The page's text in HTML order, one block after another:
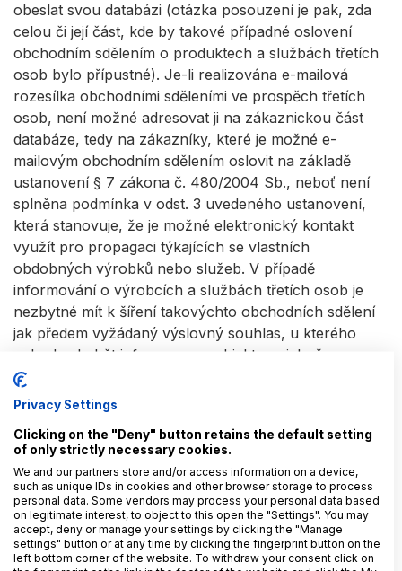
obeslat svou databázi (otázka posouzení je pak, zda
celou či její část, kde by takové případné oslovení
obchodním sdělením o produktech a službách třetích
osob bylo přípustné). Je-li realizována e-mailová
rozesílka obchodními sděleními ve prospěch třetích
osob, není možné adresovat ji na zákaznickou část
databáze, tedy na zákazníky, které je možné e-
mailovým obchodním sdělením oslovit na základě
ustanovení § 7 zákona č. 480/2004 Sb., neboť není
splněna podmínka v odst. 3 uvedeného ustanovení,
která stanovuje, že je možné elektronický kontakt
využít pro propagaci týkajících se vlastních
obdobných výrobků nebo služeb. V případě
informování o výrobcích a službách třetích osob je
nezbytné mít k šíření takovýchto obchodních sdělení
jak předem vyžádaný výslovný souhlas, u kterého
nebude chybět informace o subjektu, v jehož
prospěch je obchodní sdělení šířeno. Dovoluji si
odhadnout, že tuto podmínku splňuje jen malá část e-
Spolupráce v online podnikání tedy určitě má svůj
smysl, ale je potřeba mít na paměti i možná právní
rizika, která s nimi souvisí.
Fotografie v článku: Adobe Stock
Privacy Settings
Clicking on the "Deny" button retains the default setting
of only strictly necessary cookies.
We and our partners store and/or access information on a device,
such as unique IDs in cookies and other browser storage to process
personal data. Some vendors may process your personal data based
on legitimate interest, to object to this open the "Settings". You may
accept, deny or manage your settings by clicking the "Manage
settings" button or at any time by clicking the fingerprint button on the
left bottom corner of the website. To withdraw your consent click on